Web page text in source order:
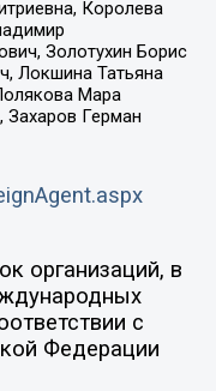
Королева
Золотухин Борис
Локшина Татьяна
Мара
Герман
организаций, в
с
Федерации